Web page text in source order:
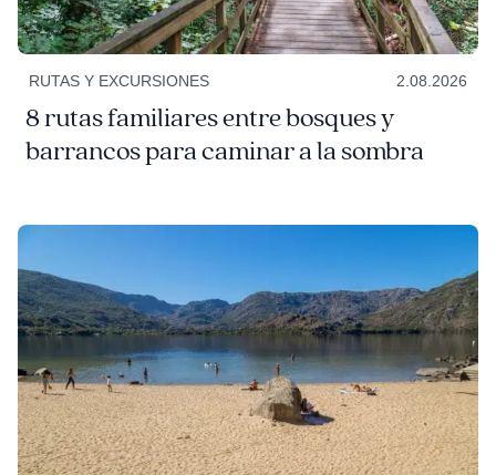
RUTAS Y EXCURSIONES 2.08.2026
8 rutas familiares entre bosques y
barrancos para caminar a la sombra